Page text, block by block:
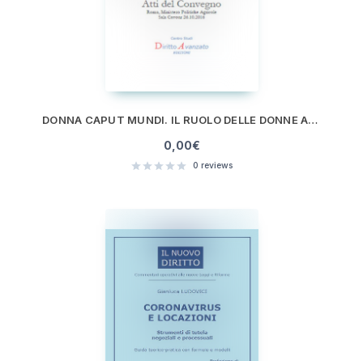
DONNA CAPUT MUNDI. IL RUOLO DELLE DONNE AI VERTICI DELLE ISTITUZIONI, PRESSO LA CAPITALE D’ITALIA.
0,00€
0 reviews